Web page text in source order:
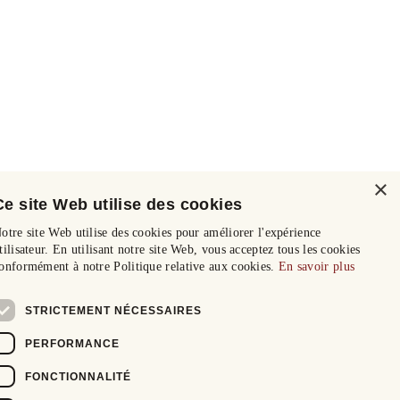
×
site Web utilise des cookies
site Web utilise des cookies pour améliorer l'expérience
En utilisant notre site Web, vous acceptez tous les cookies
à notre Politique relative aux cookies. En savoir plus
STRICTEMENT NÉCESSAIRES
PERFORMANCE
FONCTIONNALITÉ